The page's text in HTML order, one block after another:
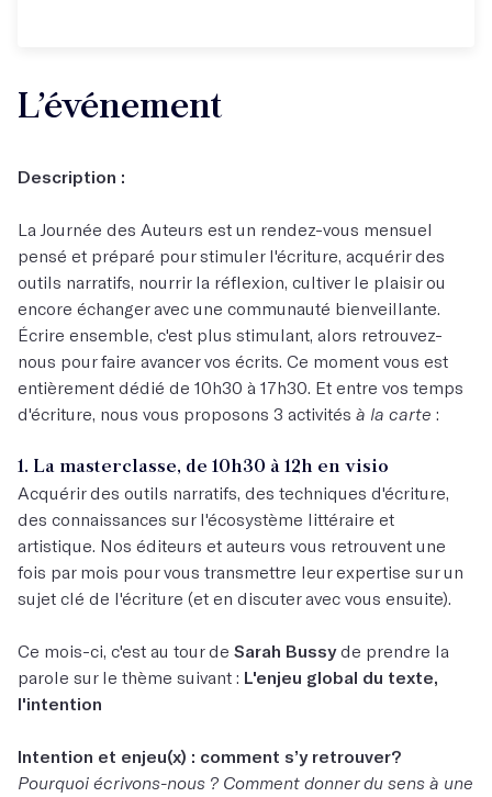
L’événement
Description :
La Journée des Auteurs est un rendez-vous mensuel
pensé et préparé pour stimuler l'écriture, acquérir des
outils narratifs, nourrir la réflexion, cultiver le plaisir ou
encore échanger avec une communauté bienveillante.
Écrire ensemble, c'est plus stimulant, alors retrouvez-
nous pour faire avancer vos écrits. Ce moment vous est
entièrement dédié de 10h30 à 17h30. Et entre vos temps
d'écriture, nous vous proposons 3 activités à la carte :
1. La masterclasse, de 10h30 à 12h en visio
Acquérir des outils narratifs, des techniques d'écriture,
des connaissances sur l'écosystème littéraire et
artistique. Nos éditeurs et auteurs vous retrouvent une
fois par mois pour vous transmettre leur expertise sur un
sujet clé de l'écriture (et en discuter avec vous ensuite).
Ce mois-ci, c'est au tour de Sarah Bussyde prendre la
parole sur le thème suivant : L'enjeu global du texte,
l'intention
Intention et enjeu(x) : comment s’y retrouver?
Pourquoi écrivons-nous ? Comment donner du sens à une